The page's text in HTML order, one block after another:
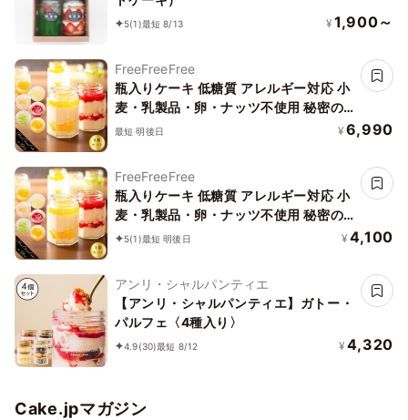
5(1)最短 8/13 ¥ 1,900～
FreeFreeFree
瓶入りケーキ 低糖質 アレルギー対応 小
麦・乳製品・卵・ナッツ不使用 秘密の
森のチーズケーキ ギフト用 6個セット
キレイ おしゃれ 高級 バレンタイン
最短 明後日 ¥ 6,990
FreeFreeFree
瓶入りケーキ 低糖質 アレルギー対応 小
麦・乳製品・卵・ナッツ不使用 秘密の
森のチーズケーキ ギフト用 3個セット
キレイ おしゃれ 高級 バレンタイン
5(1)最短 明後日 ¥ 4,100
アンリ・シャルパンティエ
【アンリ・シャルパンティエ】ガトー・
パルフェ〈4種入り〉
4.9(30)最短 8/12 ¥ 4,320
Cake.jpマガジン